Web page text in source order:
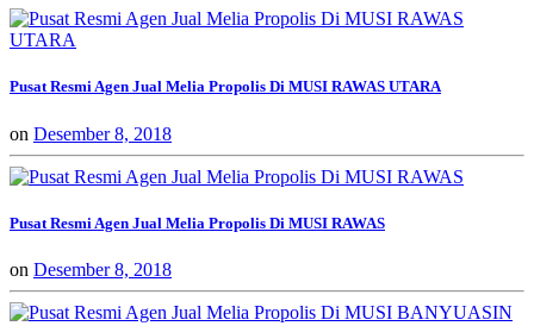
Pusat Resmi Agen Jual Melia Propolis Di MUSI RAWAS UTARA
on Desember 8, 2018
Pusat Resmi Agen Jual Melia Propolis Di MUSI RAWAS
on Desember 8, 2018